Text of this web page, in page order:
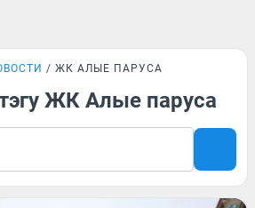
ЖК АЛЫЕ ПАРУСА
ЖК Алые паруса